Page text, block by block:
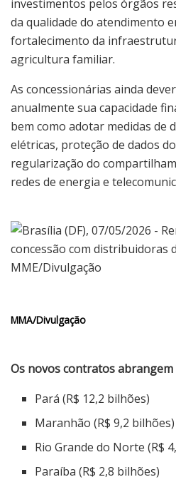
investimentos pelos órgãos
da qualidade do atendimento
fortalecimento da
agricultura familiar.
As concessionárias ainda
anualmente sua capacidade
bem como adotar medidas de
elétricas, proteção de dados
regularização do
redes de energia e
MMA/Divulgação
Os novos contratos
Pará (R$ 12,2 bilhões)
Maranhão (R$ 9,2 bilhões)
Rio Grande do Norte (R$
Paraíba (R$ 2,8 bilhões)